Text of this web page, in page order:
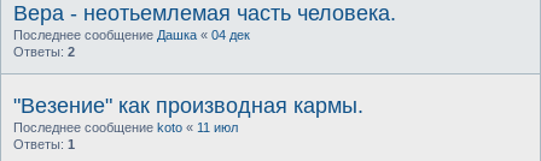
Вера - неотьемлемая часть человека.
Последнее сообщение Дашка « 04 дек
Ответы: 2
"Везение" как производная кармы.
Последнее сообщение koto « 11 июл
Ответы: 1